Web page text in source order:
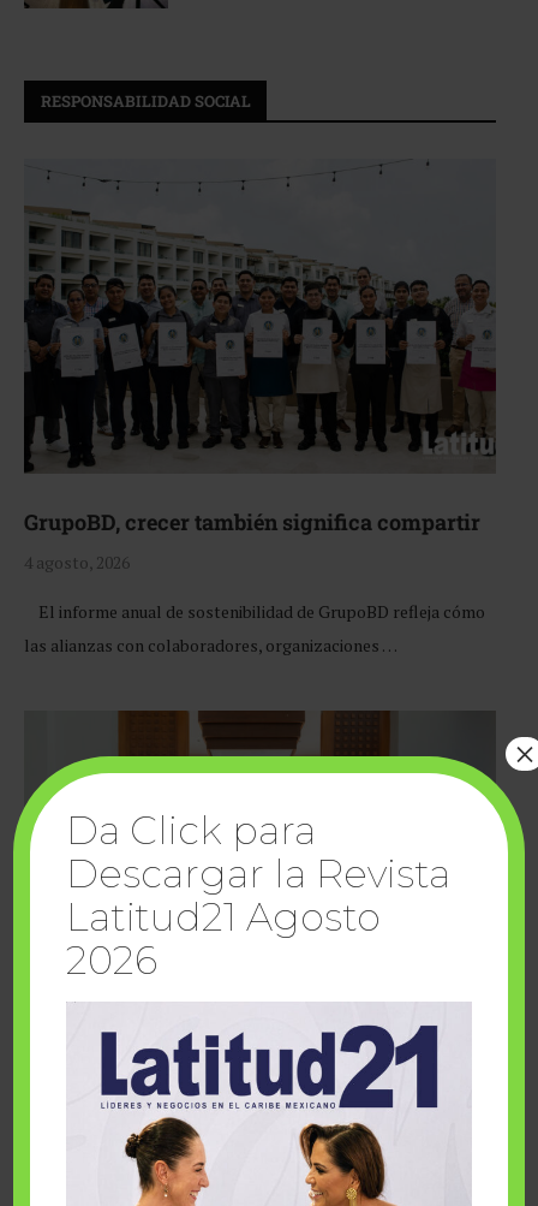
RESPONSABILIDAD SOCIAL
GrupoBD, crecer también significa compartir
4 agosto, 2026
El informe anual de sostenibilidad de GrupoBD refleja cómo
las alianzas con colaboradores, organizaciones …
Cuando la solidaridad inspira; cumplen
sueños Fairmont Mayakoba y Make-A-Wish
Da Click para
Descargar la Revista
Latitud21 Agosto
2026
×